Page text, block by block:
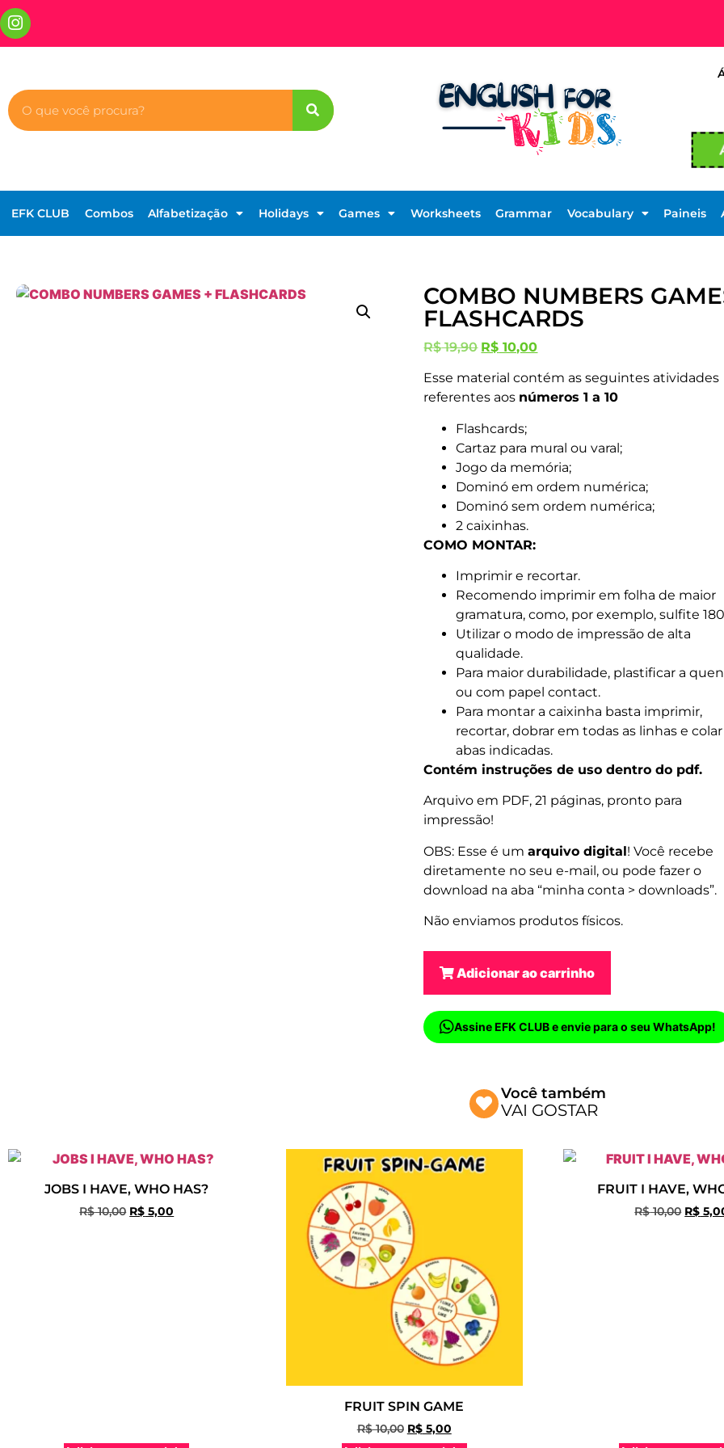
EFK CLUB Combos Alfabetização Holidays Games Worksheets Grammar Vocabulary Paineis
COMBO NUMBERS
FLASHCARDS
R$19,90 R$ 10,00
Esse material contém as seguintes atividades
referentes aos números 1 a 10
Flashcards;
Cartaz para mural ou varal;
Jogo da memória;
Dominó em ordem numérica;
Dominó sem ordem numérica;
2 caixinhas.
COMO MONTAR:
Imprimir e recortar.
Recomendo imprimir em folha de maior
gramatura, como, por exemplo, sulfite
Utilizar o modo de impressão de alta
qualidade.
Para maior durabilidade, plastificar a
ou com papel contact.
Para montar a caixinha basta imprimir,
recortar, dobrar em todas as linhas e
abas indicadas.
Contém instruções de uso dentro do pdf.
Arquivo em PDF, 21 páginas, pronto para
impressão!
OBS: Esse é umarquivo digital! Você recebe
diretamente no seu e-mail, ou pode fazer o
download na aba “minha conta > downloads”.
Não enviamos produtos físicos.
Adicionar ao carrinho
Assine EFK CLUB e envie para o seu WhatsApp!
Você também
VAI GOSTAR
JOBS I HAVE, WHO HAS?
R$10,00 R$ 5,00
FRUIT SPIN GAME
R$10,00 R$5,00
FRUIT I HAVE,
R$10,00 R$